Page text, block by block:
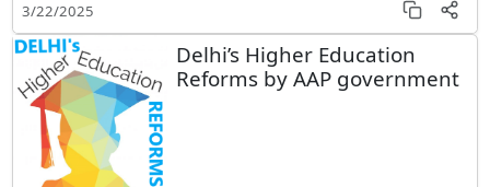
3/22/2025
Delhi’s Higher Education
Reforms by AAP government